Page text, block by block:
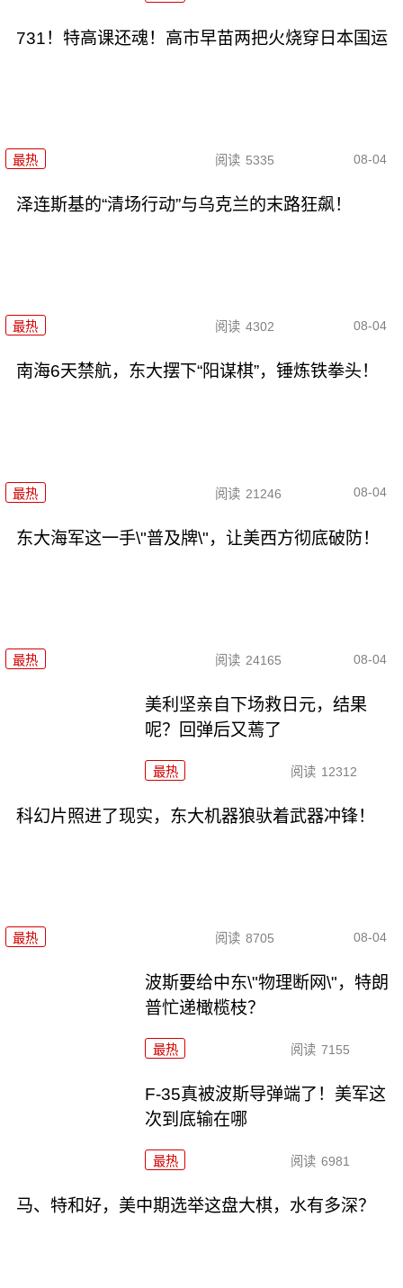
731！特高课还魂！高市早苗两把火烧穿日本国运
最热 阅读 5335 08-04
泽连斯基的“清场行动”与乌克兰的末路狂飙！
最热 阅读 4302 08-04
南海6天禁航，东大摆下“阳谋棋”，锤炼铁拳头！
最热 阅读 21246 08-04
东大海军这一手\"普及牌\"，让美西方彻底破防！
最热 阅读 24165 08-04
美利坚亲自下场救日元，结果
呢？回弹后又蔫了
最热 阅读 12312
科幻片照进了现实，东大机器狼驮着武器冲锋！
最热 阅读 8705 08-04
波斯要给中东\"物理断网\"，特朗
普忙递橄榄枝？
最热 阅读 7155
F-35真被波斯导弹端了！美军这
次到底输在哪
最热 阅读 6981
马、特和好，美中期选举这盘大棋，水有多深？